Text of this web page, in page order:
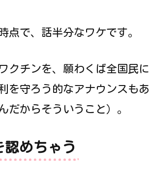
点で、話半分なワケです。
クチンを、願わくば全国民に
を守ろう的なアナウンスもあ
だからそういうこと）。
めちゃう